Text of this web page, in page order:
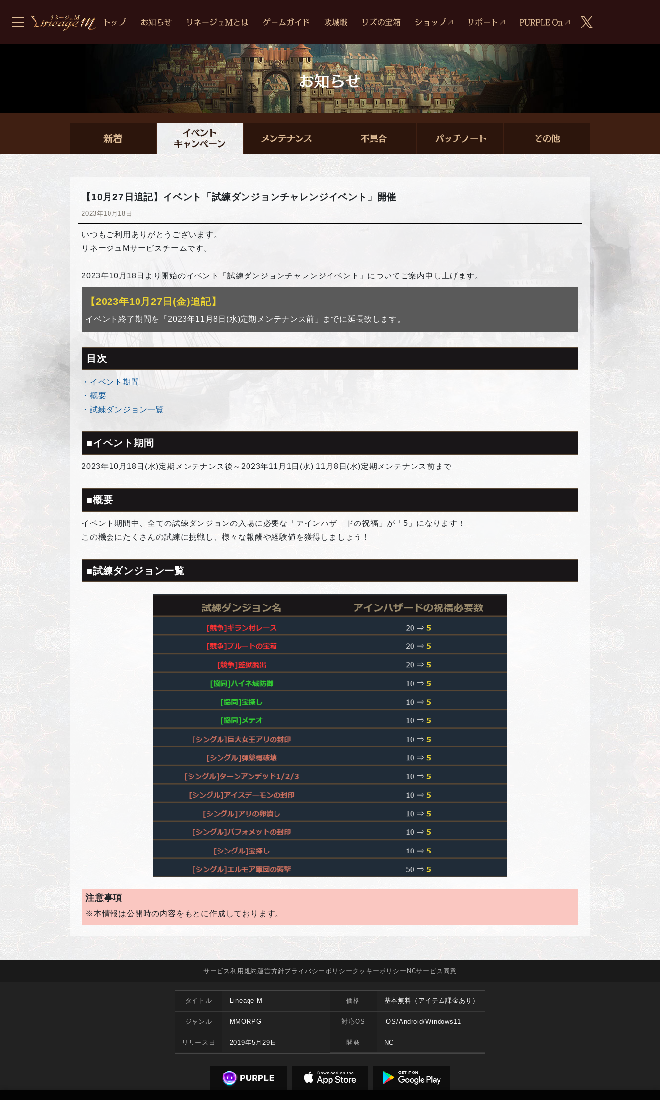
【10月27日追記】イベント「試練ダンジョンチャレンジイベント」開催
2023年10月18日
いつもご利用ありがとうございます。
リネージュMサービスチームです。
2023年10月18日より開始のイベント「試練ダンジョンチャレンジイベント」についてご案内申し上げます。
【2023年10月27日(金)追記】
イベント終了期間を「2023年11月8日(水)定期メンテナンス前」までに延長致します。
目次
・イベント期間
・概要
・試練ダンジョン一覧
■イベント期間
2023年10月18日(水)定期メンテナンス後～2023年11月1日(水)11月8日(水)定期メンテナンス前まで
■概要
イベント期間中、全ての試練ダンジョンの入場に必要な「アインハザードの祝福」が「5」になります！
この機会にたくさんの試練に挑戦し、様々な報酬や経験値を獲得しましょう！
■試練ダンジョン一覧
注意事項
※本情報は公開時の内容をもとに作成しております。
サービス 利用規約運営方針プライバシー ポリシークッキー ポリシー NCサービス 同意
タイトル Lineage M
ジャンル MMORPG
リリース日 2019年5月29日
価格 基本無料（アイテム課金あり）
対応OS iOS/Android/Windows11
開発 NC